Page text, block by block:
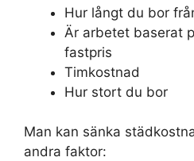
Hur långt du bor
Är arbetet baserat
fastpris
Timkostnad
Hur stort du bor
Man kan sänka
andra faktor: